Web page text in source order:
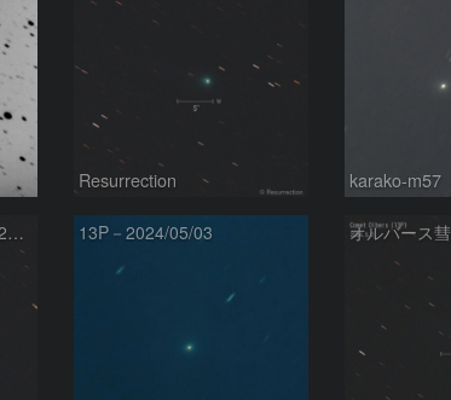
Resurrection karako-m57
オルバース彗星 (13P) 2024.5.3 13P－2024/05/03